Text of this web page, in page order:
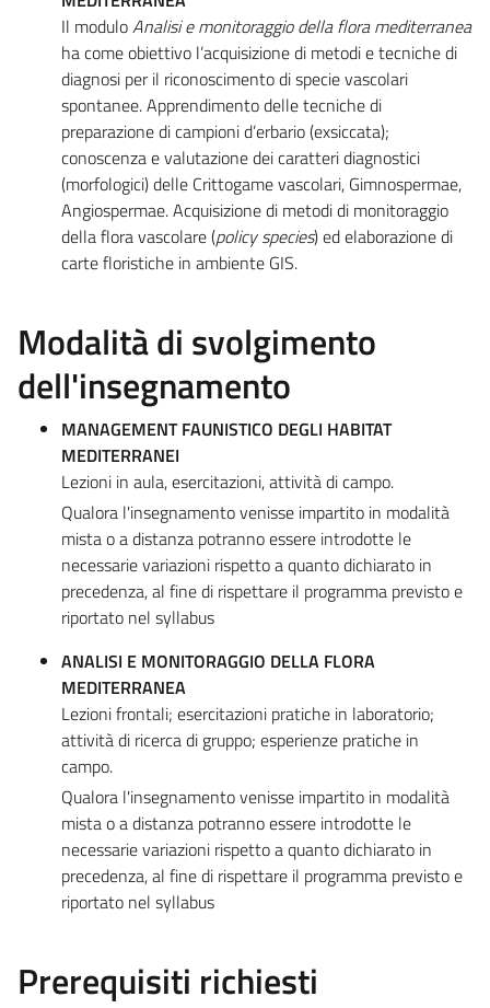
Il moduloAnalisi e monitoraggio della flora mediterranea
ha come obiettivo l’acquisizione di metodi e tecniche di
diagnosi per il riconoscimento di specie vascolari
spontanee. Apprendimento delle tecniche di
preparazione di campioni d’erbario (exsiccata);
conoscenza e valutazione dei caratteri diagnostici
(morfologici) delle Crittogame vascolari, Gimnospermae,
Angiospermae. Acquisizione di metodi di monitoraggio
della flora vascolare (policy species) ed elaborazione di
carte floristiche in ambiente GIS.
Modalità di svolgimento
dell'insegnamento
MANAGEMENT FAUNISTICO DEGLI HABITAT
MEDITERRANEI
Lezioni in aula, esercitazioni, attività di campo.
Qualora l'insegnamento venisse impartito in modalità
mista o a distanza potranno essere introdotte le
necessarie variazioni rispetto a quanto dichiarato in
precedenza, al fine di rispettare il programma previsto e
riportato nel syllabus
ANALISI E MONITORAGGIO DELLA FLORA
MEDITERRANEA
Lezioni frontali; esercitazioni pratiche in laboratorio;
attività di ricerca di gruppo; esperienze pratiche in
campo.
Qualora l'insegnamento venisse impartito in modalità
mista o a distanza potranno essere introdotte le
necessarie variazioni rispetto a quanto dichiarato in
precedenza, al fine di rispettare il programma previsto e
riportato nel syllabus
Prerequisiti richiesti